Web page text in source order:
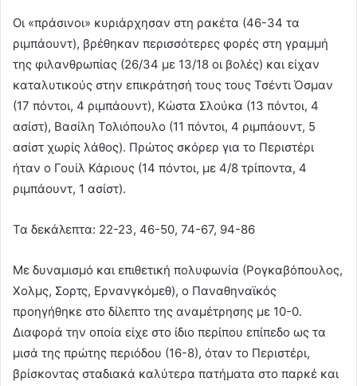
Οι «πράσινοι» κυριάρχησαν στη ρακέτα (46-34 τα
ριμπάουντ), βρέθηκαν περισσότερες φορές στη γραμμή
της φιλανθρωπίας (26/34 με 13/18 οι βολές) και είχαν
καταλυτικούς στην επικράτησή τους τους Τσέντι Όσμαν
(17 πόντοι, 4 ριμπάουντ), Κώστα Σλούκα (13 πόντοι, 4
ασίστ), Βασίλη Τολιόπουλο (11 πόντοι, 4 ριμπάουντ, 5
ασίστ χωρίς λάθος). Πρώτος σκόρερ για το Περιστέρι
ήταν ο Γουίλ Κάριους (14 πόντοι, με 4/8 τρίποντα, 4
ριμπάουντ, 1 ασίστ).
Τα δεκάλεπτα: 22-23, 46-50, 74-67, 94-86
Με δυναμισμό και επιθετική πολυφωνία (Ρογκαβόπουλος,
Χολμς, Σορτς, Ερνανγκόμεθ), ο Παναθηναϊκός
προηγήθηκε στο δίλεπτο της αναμέτρησης με 10-0.
Διαφορά την οποία είχε στο ίδιο περίπου επίπεδο ως τα
μισά της πρώτης περιόδου (16-8), όταν το Περιστέρι,
βρίσκοντας σταδιακά καλύτερα πατήματα στο παρκέ και